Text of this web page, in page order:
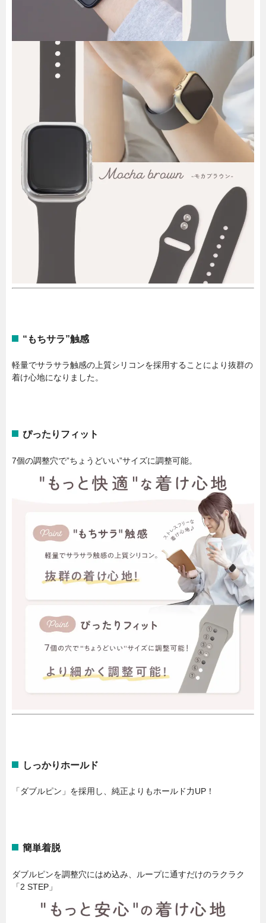
“もちサラ”触感
軽量でサラサラ触感の上質シリコンを採用することにより抜群の
着け心地になりました。
ぴったりフィット
7個の調整穴で”ちょうどいい”サイズに調整可能。
しっかりホールド
「ダブルピン」を採用し、純正よりもホールド力UP！
簡単着脱
ダブルピンを調整穴にはめ込み、ループに通すだけのラクラク
「2 STEP」